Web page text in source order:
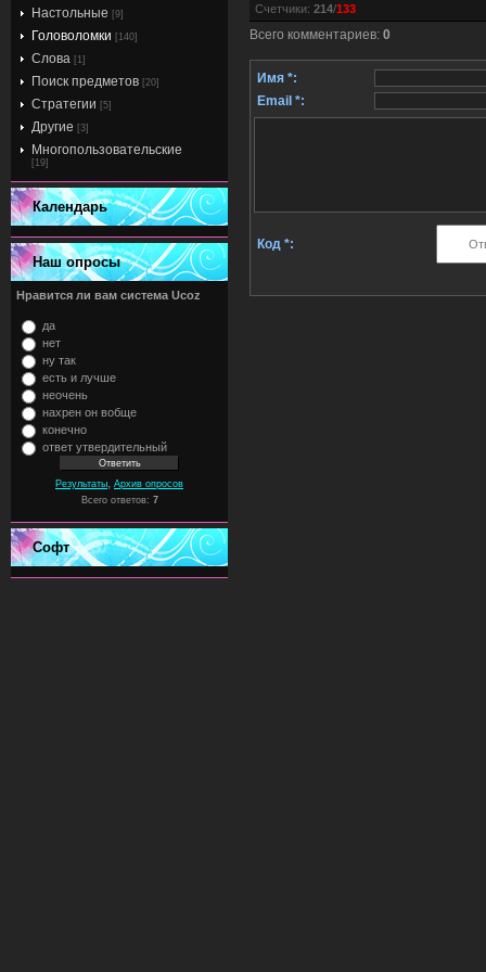
Настольные [9]
Головоломки [140]
Слова [1]
Поиск предметов [20]
Стратегии [5]
Другие [3]
Многопользовательские
[19]
Календарь
Наш опросы
Нравится ли вам система Ucoz
да
нет
ну так
есть и лучше
неочень
нахрен он вобще
конечно
ответ утвердительный
Результаты Архив опросов
Всего ответов: 7
Софт
Счетчики: 214/133
Всего комментариев: 0
Имя *:
Email *:
Код *: